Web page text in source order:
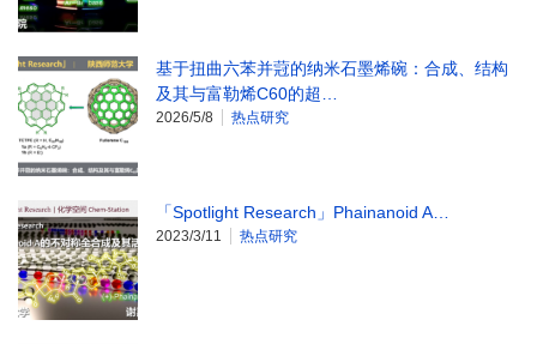
基于扭曲六苯并蒄的纳米石墨烯碗：合成、结构
及其与富勒烯C60的超…
2026/5/8 热点研究
「Spotlight Research」Phainanoid A…
2023/3/11 热点研究